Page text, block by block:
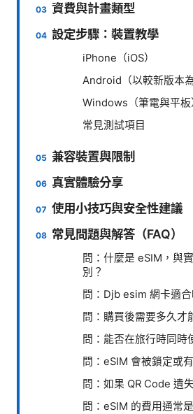
資費與計畫類型
設定步驟：裝置教學
iPhone（iOS）
Android（以較新版本為
Windows（筆電與平板
常見測試項目
兼容裝置與限制
真實體驗分享
使用小技巧與安全性建議
常見問題與解答（FAQ）
問：什麼是 eSIM，與
別？
問：Djb esim 網卡適合
問：購買後需要多久才
問：能否在旅行時同時
問：eSIM 會被鎖定或
問：如果 QR Code 遺
問：eSIM 的費用通常